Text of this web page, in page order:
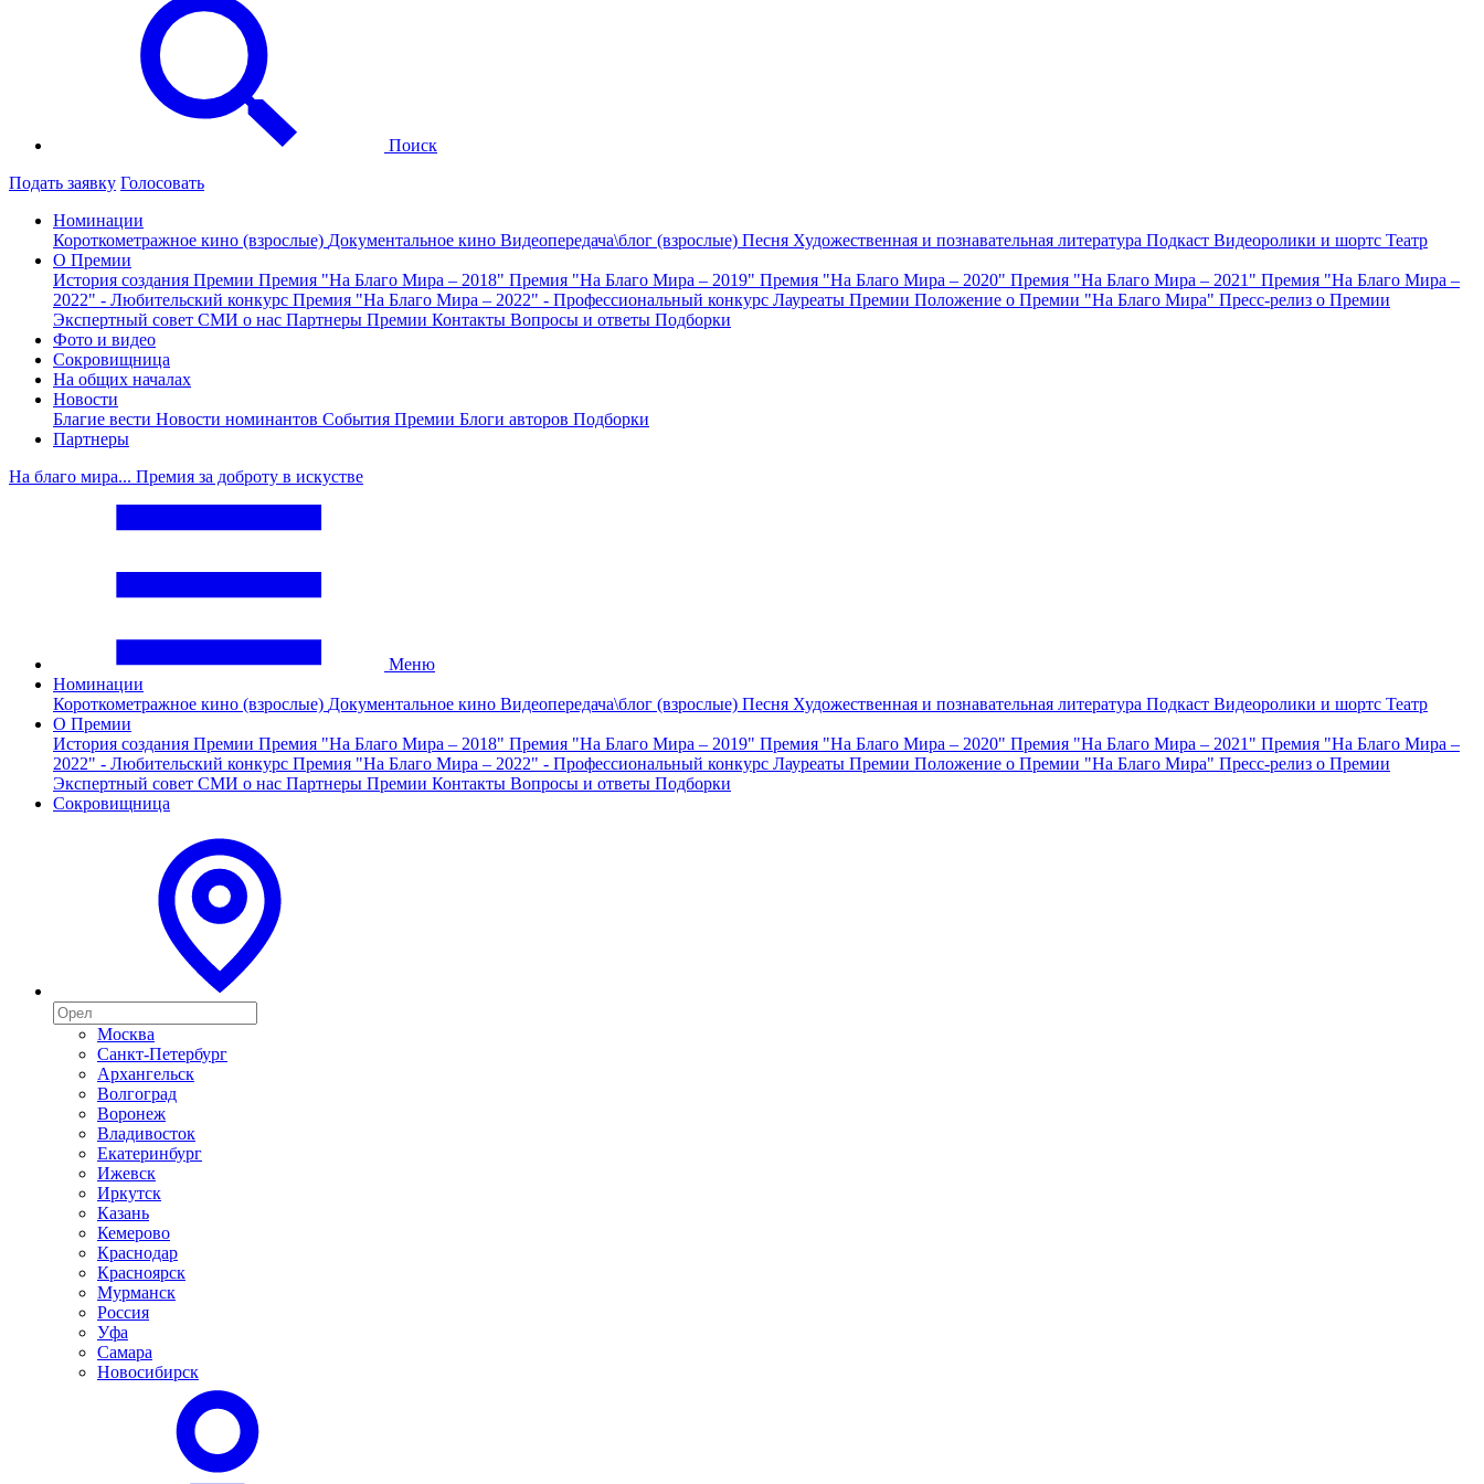
Поиск
Подать заявку Голосовать
Номинации
Короткометражное кино (взрослые) Документальное кино Видеопередача\блог (взрослые) Песня Художественная и познавательная литература Подкаст Видеоролики и шортс Театр
О Премии
История создания Премии Премия "На Благо Мира – 2018" Премия "На Благо Мира – 2019" Премия "На Благо Мира – 2020" Премия "На Благо Мира – 2021" Премия "На Благо Мира –
2022" - Любительский конкурс Премия "На Благо Мира – 2022" - Профессиональный конкурс Лауреаты Премии Положение о Премии "На Благо Мира" Пресс-релиз о Премии
Экспертный совет СМИ о нас Партнеры Премии Контакты Вопросы и ответы Подборки
Фото и видео
Сокровищница
На общих началах
Новости
Благие вести Новости номинантов События Премии Блоги авторов Подборки
Партнеры
На благо мира... Премия за доброту в искустве
Меню
Номинации
Короткометражное кино (взрослые) Документальное кино Видеопередача\блог (взрослые) Песня Художественная и познавательная литература Подкаст Видеоролики и шортс Театр
О Премии
История создания Премии Премия "На Благо Мира – 2018" Премия "На Благо Мира – 2019" Премия "На Благо Мира – 2020" Премия "На Благо Мира – 2021" Премия "На Благо Мира –
2022" - Любительский конкурс Премия "На Благо Мира – 2022" - Профессиональный конкурс Лауреаты Премии Положение о Премии "На Благо Мира" Пресс-релиз о Премии
Экспертный совет СМИ о нас Партнеры Премии Контакты Вопросы и ответы Подборки
Сокровищница
Москва
Санкт-Петербург
Архангельск
Волгоград
Воронеж
Владивосток
Екатеринбург
Ижевск
Иркутск
Казань
Кемерово
Краснодар
Красноярск
Мурманск
Россия
Уфа
Самара
Новосибирск